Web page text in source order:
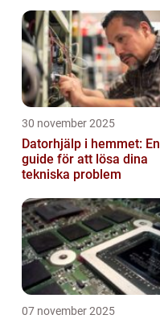
30 november 2025
Datorhjälp i hemmet: En
guide för att lösa dina
tekniska problem
07 november 2025